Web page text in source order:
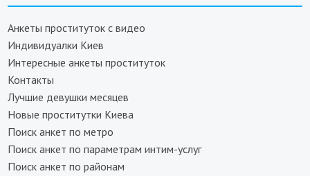
Анкеты проституток с видео
Индивидуалки Киев
Интересные анкеты проституток
Контакты
Лучшие девушки месяцев
Новые проститутки Киева
Поиск анкет по метро
Поиск анкет по параметрам интим-услуг
Поиск анкет по районам